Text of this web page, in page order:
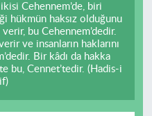
Cehennem’de, biri
hükmün haksız olduğunu
bu Cehennem’dedir.
ve insanların haklarını
Bir kâdı da hakka
bu, Cennet’tedir. (Hadis-i